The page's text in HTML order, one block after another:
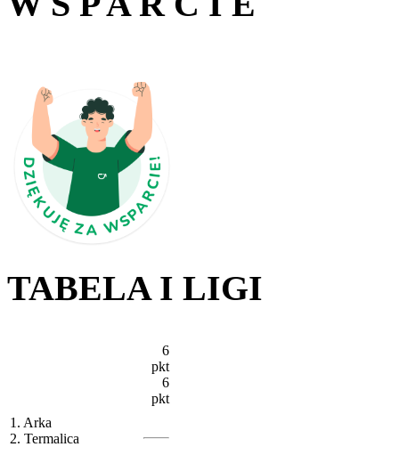
TABELA I LIGI
1. Arka
2. Termalica
6
pkt
6
pkt